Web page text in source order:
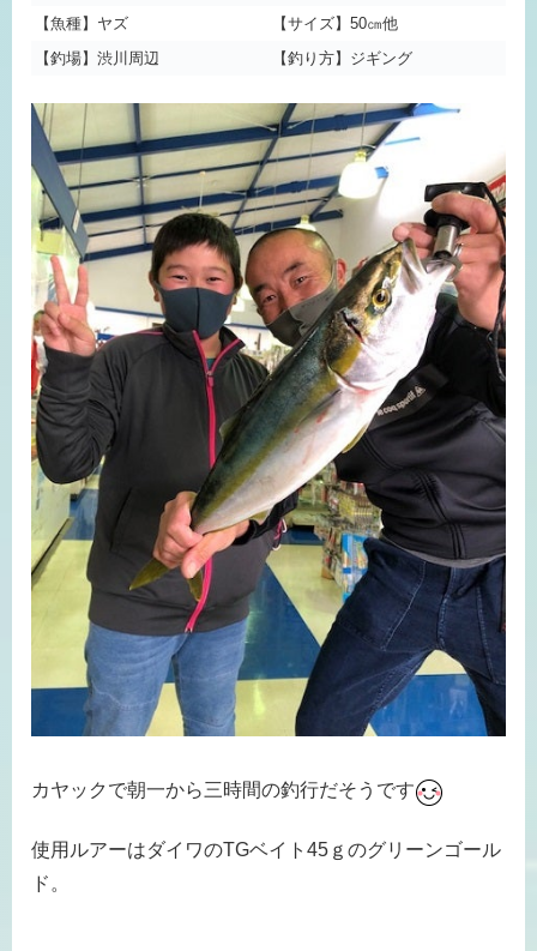
【魚種】ヤズ
【サイズ】50㎝他
【釣場】渋川周辺
【釣り方】ジギング
カヤックで朝一から三時間の釣行だそうです
使用ルアーはダイワのTGベイト45ｇのグリーンゴール
ド。